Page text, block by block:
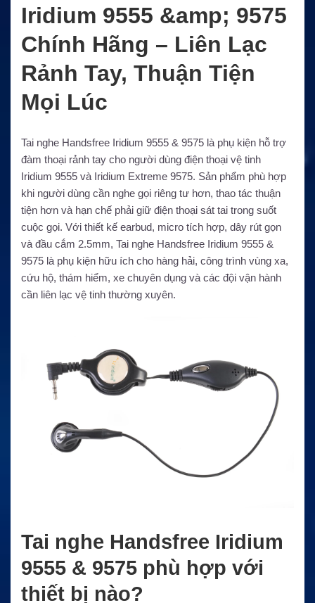
Iridium 9555 &amp; 9575
Chính Hãng – Liên Lạc
Rảnh Tay, Thuận Tiện
Mọi Lúc
Tai nghe Handsfree Iridium 9555 & 9575 là phụ kiện hỗ trợ
đàm thoại rảnh tay cho người dùng điện thoại vệ tinh
Iridium 9555 và Iridium Extreme 9575. Sản phẩm phù hợp
khi người dùng cần nghe gọi riêng tư hơn, thao tác thuận
tiện hơn và hạn chế phải giữ điện thoại sát tai trong suốt
cuộc gọi. Với thiết kế earbud, micro tích hợp, dây rút gọn
và đầu cắm 2.5mm, Tai nghe Handsfree Iridium 9555 &
9575 là phụ kiện hữu ích cho hàng hải, công trình vùng xa,
cứu hộ, thám hiểm, xe chuyên dụng và các đội vận hành
cần liên lạc vệ tinh thường xuyên.
Tai nghe Handsfree Iridium
9555 & 9575 phù hợp với
thiết bị nào?